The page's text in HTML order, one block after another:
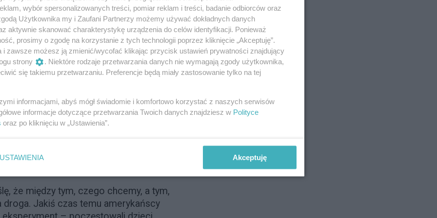
asertywnością, a byciem obcesową,
granic, by inni nie czuli się
na ustępstwa w imię dobrego
bardzo bliskich nam osób, czy lepiej
będzie to gra wyższym kosztem?
ze sobą ryzyko zranienia? Para
miłych i obrońca szczerości
od zakamuflowanej agresjii nie
oraz jak właściwie odczytywać intencje
dla odróżnienia fałszywej szczerości
nie bardzo mamy ochotę być miłe.
z byciem grzecznymi.
że między tym, czego chcemy, a tym,
Jakiś czas temu amerykańscy
wybór spersonalizowanych treści, pomiar reklam i treści, badanie odbiorców oraz
Użytkownika my i Zaufani Partnerzy możemy używać dokładnych danych
aktywnie skanować charakterystykę urządzenia do celów identyfikacji. Ponieważ
prosimy o zgodę na korzystanie z tych technologii poprzez kliknięcie „Akceptuję”.
i zawsze możesz ją zmienić/wycofać klikając przycisk ustawień prywatności znajdujący
strony
. Niektóre rodzaje przetwarzania danych nie wymagają zgody użytkownika,
się takiemu przetwarzaniu. Preferencje będą miały zastosowanie tylko na tej
informacjami, abyś mógł świadomie i komfortowo korzystać z naszych serwisów
informacje dotyczące przetwarzania Twoich danych znajdziesz w Polityce
oraz po kliknięciu w „Ustawienia”.
USTAWIENIA Akceptuję